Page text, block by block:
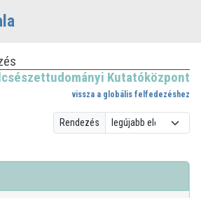
Kutatóközpont
vissza a globális felfedezéshez
Rendezés